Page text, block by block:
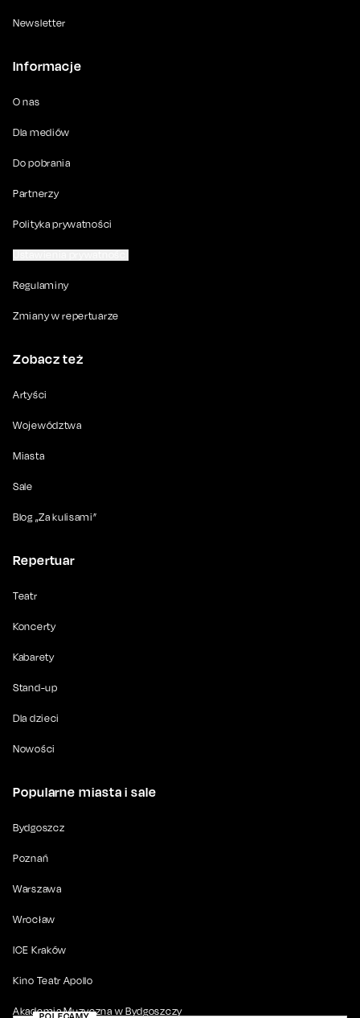
Newsletter
Informacje
O nas
Dla mediów
Do pobrania
Partnerzy
Polityka prywatności
Regulaminy
Zmiany w repertuarze
Zobacz też
Artyści
Województwa
Miasta
Sale
Blog „Za kulisami”
Repertuar
Teatr
Koncerty
Kabarety
Stand-up
Dla dzieci
Nowości
Popularne miasta i sale
Bydgoszcz
Poznań
Warszawa
Wrocław
ICE Kraków
Kino Teatr Apollo
Akademia Muzyczna w Bydgoszczy